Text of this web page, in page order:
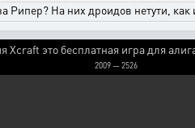
Рипер? На них дроидов нетути,
Xcraft это бесплатная игра для
2009 — 2526